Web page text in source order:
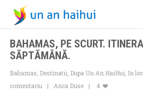
BAHAMAS, PE SCURT.
SĂPTĂMÂNĂ.
Bahamas Destinatii Dupa Un An HaiHui In
comentariu
Anca Duse 4